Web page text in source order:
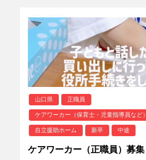
山口県 正職員
ケアワーカー（保育士・児童指導員など）
自立援助ホーム 新卒 中途
ケアワーカー（正職員）募集